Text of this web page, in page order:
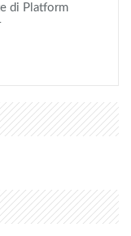
di Platform